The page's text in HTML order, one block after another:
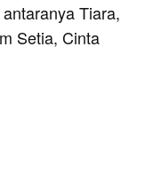
Tiara,
Setia, Cinta